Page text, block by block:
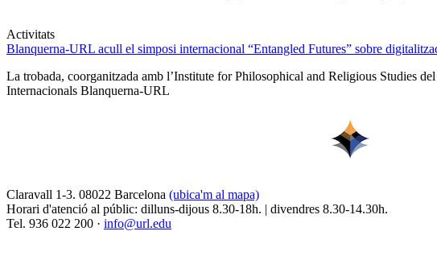
Activitats
Blanquerna-URL acull el simposi internacional “Entangled Futures” sobre
La trobada, coorganitzada amb l’Institute for Philosophical and Religious Studies
Internacionals Blanquerna-URL
Claravall 1-3. 08022 Barcelona (ubica'm al mapa)
Horari d'atenció al públic: dilluns-dijous 8.30-18h. | divendres 8.30-14.30h.
Tel. 936 022 200 · info@url.edu